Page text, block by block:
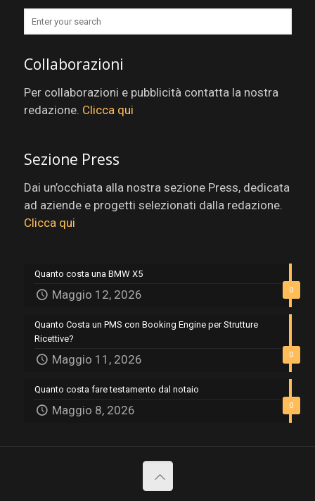
Collaborazioni
Per collaborazioni e pubblicità contatta la nostra
redazione. Clicca qui
Sezione Press
Dai un’occhiata alla nostra sezione Press, dedicata
ad aziende e progetti selezionati dalla redazione.
Clicca qui
0
Quanto costa una BMW X5
Maggio 12, 2026
0
Quanto Costa un PMS con Booking Engine per Strutture
Ricettive?
Maggio 11, 2026
0
Quanto costa fare testamento dal notaio
Maggio 8, 2026